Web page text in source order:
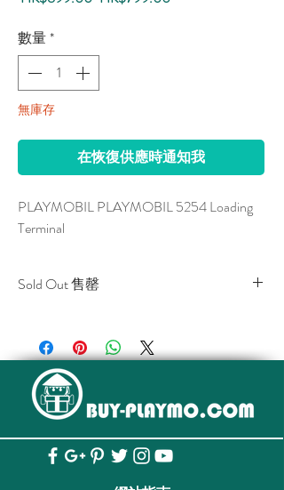
格
數量*
無庫存
在恢復供應時通知我
PLAYMOBIL PLAYMOBIL 5254 Loading
Terminal
Sold Out 售罄
該貨品已全部售罄。